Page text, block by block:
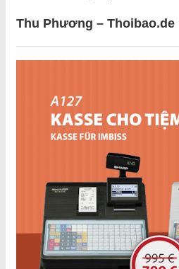
Thu Phương – Thoibao.de